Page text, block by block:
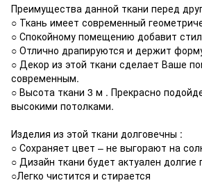
Преимущества данной ткани перед
○ Ткань имеет современный
○ Спокойному помещению добавит
○ Отлично драпируются и держит
○ Декор из этой ткани сделает Ваше
современным.
○ Высота ткани 3 м . Прекрасно
высокими потолками.
Изделия из этой ткани долговечны :
○ Сохраняет цвет – не выгорают на
○ Дизайн ткани будет актуален долгие
○Легко чистится и стирается